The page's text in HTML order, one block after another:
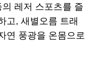
레저 스포츠를 즐
고, 새별오름 트래
연 풍광을 온몸으로